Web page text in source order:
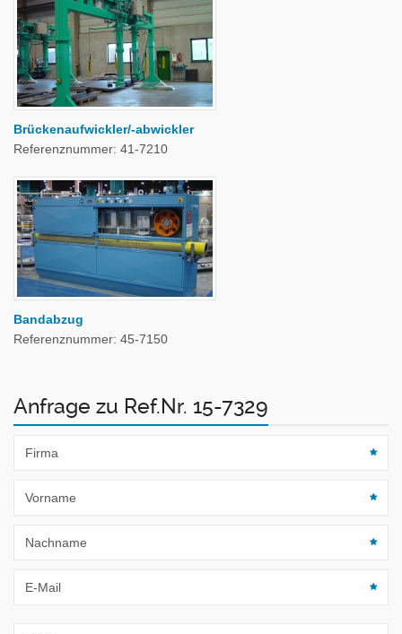
Brückenaufwickler/-abwickler
Referenznummer: 41-7210
Bandabzug
Referenznummer: 45-7150
Anfrage zu Ref.Nr. 15-7329